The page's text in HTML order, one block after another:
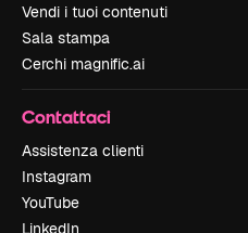
Vendi i tuoi contenuti
Sala stampa
Cerchi magnific.ai
Contattaci
Assistenza clienti
Instagram
YouTube
LinkedIn